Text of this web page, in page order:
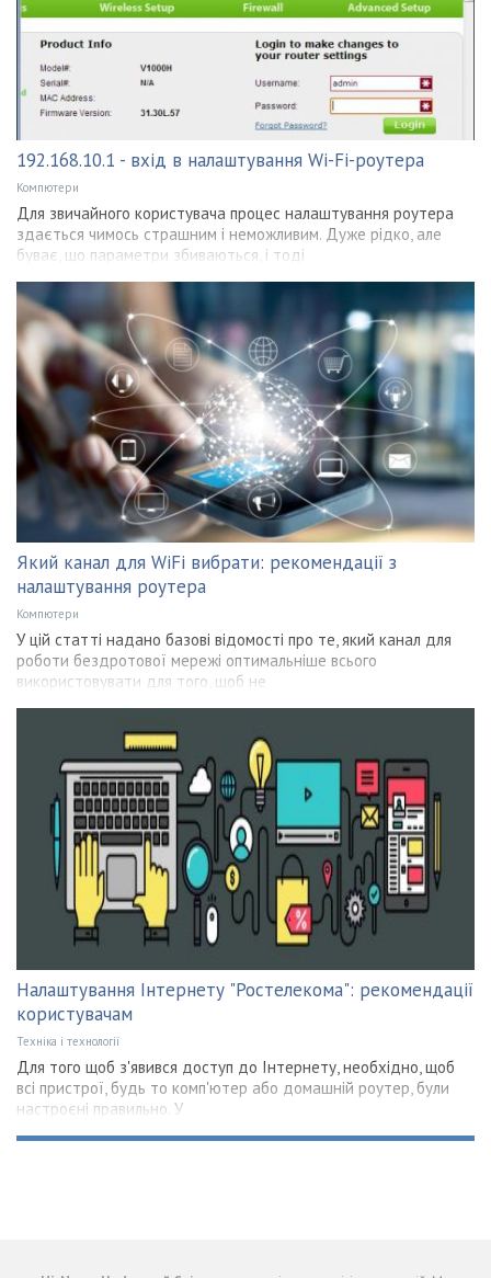
192.168.10.1 - вхід в налаштування Wi-Fi-роутера
Компютери
Для звичайного користувача процес налаштування роутера
здається чимось страшним і неможливим. Дуже рідко, але
буває, що параметри збиваються, і тоді
Який канал для WiFi вибрати: рекомендації з
налаштування роутера
Компютери
У цій статті надано базові відомості про те, який канал для
роботи бездротової мережі оптимальніше всього
використовувати для того, щоб не
Налаштування Інтернету "Ростелекома": рекомендації
користувачам
Техніка і технології
Для того щоб з'явився доступ до Інтернету, необхідно, щоб
всі пристрої, будь то комп'ютер або домашній роутер, були
настроєні правильно. У